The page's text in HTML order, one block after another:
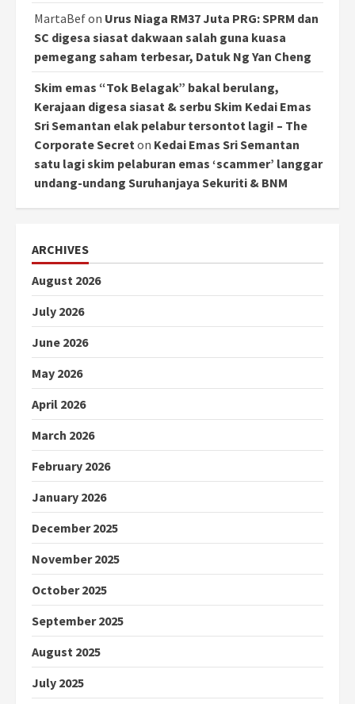
MartaBefon Urus Niaga RM37 Juta PRG: SPRM dan
SC digesa siasat dakwaan salah guna kuasa
pemegang saham terbesar, Datuk Ng Yan Cheng
Skim emas “Tok Belagak” bakal berulang,
Kerajaan digesa siasat & serbu Skim Kedai Emas
Sri Semantan elak pelabur tersontot lagi! – The
Corporate Secreton Kedai Emas Sri Semantan
satu lagi skim pelaburan emas ‘scammer’ langgar
undang-undang Suruhanjaya Sekuriti & BNM
ARCHIVES
August 2026
July 2026
June 2026
May 2026
April 2026
March 2026
February 2026
January 2026
December 2025
November 2025
October 2025
September 2025
August 2025
July 2025